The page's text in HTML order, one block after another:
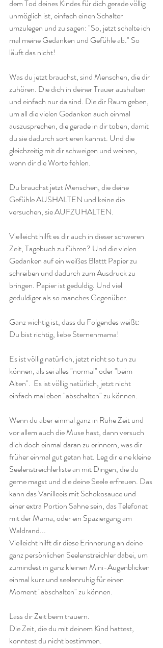
dem Tod deines Kindes für dich gerade völlig
unmöglich ist, einfach einen Schalter
umzulegen und zu sagen: "So, jetzt schalte ich
mal meine Gedanken und Gefühle ab." So
läuft das nicht!
Was du jetzt brauchst, sind Menschen, die dir
zuhören. Die dich in deiner Trauer aushalten
und einfach nur da sind. Die dir Raum geben,
um all die vielen Gedanken auch einmal
auszusprechen, die gerade in dir toben, damit
du sie dadurch sortieren kannst. Und die
gleichzeitig mit dir schweigen und weinen,
wenn dir die Worte fehlen.
Du brauchst jetzt Menschen, die deine
Gefühle AUSHALTEN und keine die
versuchen, sie AUFZUHALTEN.
Vielleicht hilft es dir auch in dieser schweren
Zeit, Tagebuch zu führen? Und die vielen
Gedanken auf ein weißes Blattt Papier zu
schreiben und dadurch zum Ausdruck zu
bringen. Papier ist geduldig. Und viel
geduldiger als so manches Gegenüber.
Ganz wichtig ist, dass du Folgendes weißt:
Du bist richtig, liebe Sternenmama!
Es ist völlig natürlich, jetzt nicht so tun zu
können, als sei alles "normal" oder "beim
Alten".  Es ist völlig natürlich, jetzt nicht
einfach mal eben "abschalten" zu können.
Wenn du aber einmal ganz in Ruhe Zeit und
vor allem auch die Muse hast, dann versuch
dich doch einmal daran zu erinnern, was dir
früher einmal gut getan hat. Leg dir eine kleine
Seelenstreichlerliste an mit Dingen, die du
gerne magst und die deine Seele erfreuen. Das
kann das Vanilleeis mit Schokosauce und
einer extra Portion Sahne sein, das Telefonat
mit der Mama, oder ein Spaziergang am
Waldrand...
Vielleicht hilft dir diese Erinnerung an deine
ganz persönlichen Seelenstreichler dabei, um
zumindest in ganz kleinen Mini-Augenblicken
einmal kurz und seelenruhig für einen
Moment "abschalten" zu können.
Lass dir Zeit beim trauern.
Die Zeit, die du mit deinem Kind hattest,
konntest du nicht bestimmen.